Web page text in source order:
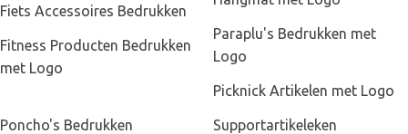
Fiets Accessoires Bedrukken
Fitness Producten Bedrukken
met Logo
Paraplu's Bedrukken met
Logo
Picknick Artikelen met Logo
Poncho's Bedrukken
Supportartikeleken